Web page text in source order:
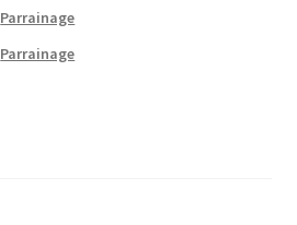
Parrainage
Parrainage